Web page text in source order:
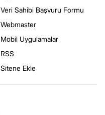
Veri Sahibi Başvuru Formu
Webmaster
Mobil Uygulamalar
RSS
Sitene Ekle